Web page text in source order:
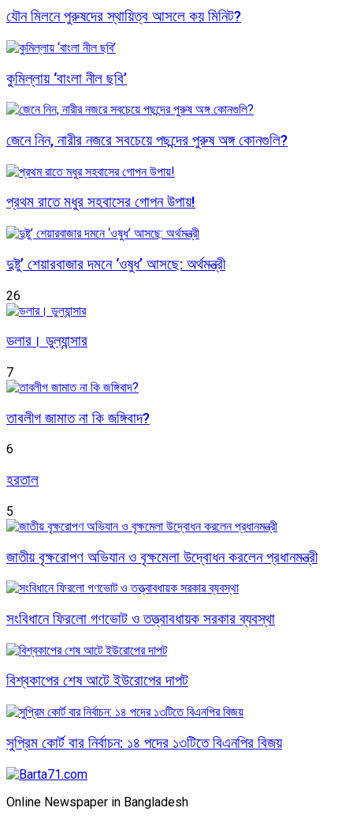
যৌন মিলনে পুরুষদের স্থায়িত্ব আসলে কয় মিনিট?
কুমিল্লায় ‘বাংলা নীল ছবি’
জেনে নিন, নারীর নজরে সবচেয়ে পছন্দের পুরুষ অঙ্গ কোনগুলি?
প্রথম রাতে মধুর সহবাসের গোপন উপায়!
দুষ্টু’ শেয়ারবাজার দমনে ‘ওষুধ’ আসছে: অর্থমন্ত্রী
26
ডলার। ডুল্যান্সার
7
তাবলীগ জামাত না কি জঙ্গিবাদ?
6
হরতাল
5
জাতীয় বৃক্ষরোপণ অভিযান ও বৃক্ষমেলা উদ্বোধন করলেন প্রধানমন্ত্রী
সংবিধানে ফিরলো গণভোট ও তত্ত্বাবধায়ক সরকার ব্যবস্থা
বিশ্বকাপের শেষ আটে ইউরোপের দাপট
সুপ্রিম কোর্ট বার নির্বাচন: ১৪ পদের ১৩টিতে বিএনপির বিজয়
Online Newspaper in Bangladesh